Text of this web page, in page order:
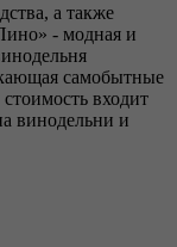
а также
- модная и
самобытные
входит
винодельни и